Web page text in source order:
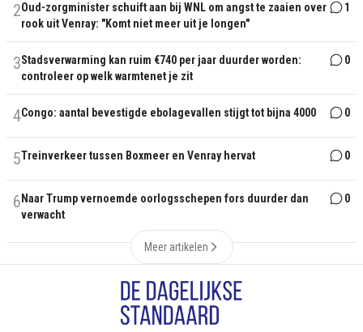
2Oud-zorgminister schuift aan bij WNL om angst te zaaien over
rook uit Venray: "Komt niet meer uit je longen"
1
3Stadsverwarming kan ruim €740 per jaar duurder worden:
controleer op welk warmtenet je zit
0
4Congo: aantal bevestigde ebolagevallen stijgt tot bijna 4000 0
5Treinverkeer tussen Boxmeer en Venray hervat 0
6 Naar Trump vernoemde oorlogsschepen fors duurder dan
verwacht
0
Meer artikelen